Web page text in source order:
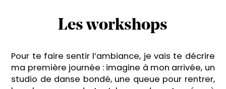
Les workshops
Pour te faire sentir l’ambiance, je vais te décrire
ma première journée : imagine à mon arrivée, un
studio de danse bondé, une queue pour rentrer,